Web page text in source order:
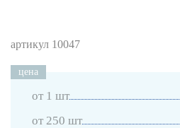
артикул 10047
цена
от 1 шт
от 250 шт